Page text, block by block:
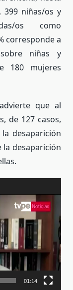
399 niñas/os y
os como
corresponde a
niñas y
180 mujeres
advierte que al
de 127 casos,
desaparición
la desaparición
01:14